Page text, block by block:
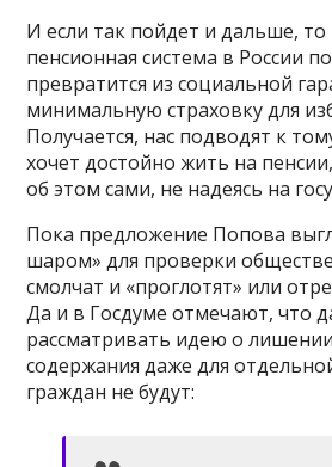
И если так пойдет и дальше, то
пенсионная система в России
превратится из социальной
минимальную страховку для
Получается, нас подводят к
хочет достойно жить на
об этом сами, не надеясь на
Пока предложение Попова
шаром» для проверки
смолчат и «проглотят» или
Да и в Госдуме отмечают, что
рассматривать идею о
содержания даже для
граждан не будут: